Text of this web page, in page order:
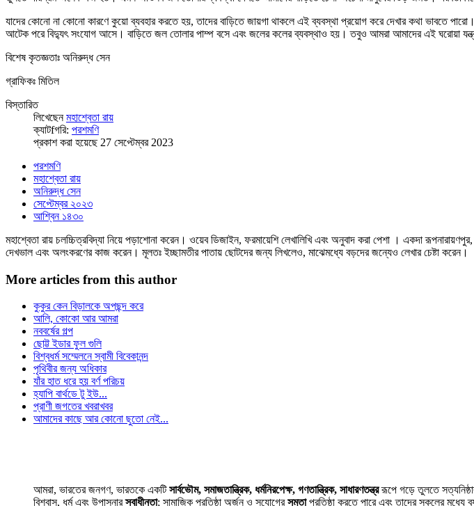
যাদের কোনো না কোনো কারণে কুয়ো ব্যবহার করতে হয়, তাদের বাড়িতে জায়গা থাকলে এই ব্যবস্থা প্রয়োগ করে দেখার কথা ভাবতে
আটেক পরে বিদ্যুৎ সংযোগ আসে। বাড়িতে জল তোলার পাম্প বসে এবং জলের কলের ব্যবস্থাও হয়। তবুও আমরা আমাদের এই ঘরোয়া
বিশেষ কৃতজ্ঞতাঃ অনিরুদ্ধ সেন
গ্রাফিকঃ মিতিল
বিস্তারিত
লিখেছেনমহাশ্বেতা রায়
ক্যাটfগরি: পরশমণি
প্রকাশ করা হয়েছে 27 সেপ্টেম্বর 2023
পরশমণি
মহাশ্বেতা রায়
অনিরুদ্ধ সেন
সেপ্টেম্বর ২০২৩
আশ্বিন ১৪৩০
মহাশ্বেতা রায় চলচ্চিত্রবিদ্যা নিয়ে পড়াশোনা করেন। ওয়েব ডিজাইন, ফরমায়েশি লেখালিখি এবং অনুবাদ করা পেশা । একদা
দেখভাল এবং অলংকরণের কাজ করেন। মূলতঃ ইচ্ছামতীর পাতায় ছোটদের জন্য লিখলেও, মাঝেমধ্যে বড়দের জন্যেও লেখার চেষ্টা করেন।
More articles from this author
কুকুর কেন বিড়ালকে অপছন্দ করে
আলি, কোকো আর আমরা
নববর্ষের গল্প
ছোট্ট ইডার ফুল গুলি
বিশ্বধর্ম সম্মেলনে স্বামী বিবেকানন্দ
পৃথিবীর জন্য অধিকার
যাঁর হাত ধরে হয় বর্ণ পরিচয়
হ্যাপি বার্থডে টু ইউ...
প্রাণী জগতের খবরাখবর
আমাদের কাছে আর কোনো ছুতো নেই...
আমরা, ভারতের জনগণ, ভারতকে একটিসার্বভৌম, সমাজতান্ত্রিক, ধর্মনিরপেক্ষ, গণতান্ত্রিক, সাধারণতন্ত্ররূপে গড়ে তুলতে
বিশ্বাস, ধর্ম এবং উপাসনারস্বাধীনতা; সামাজিক প্রতিষ্ঠা অর্জন ও সুযোগেরসমতাপ্রতিষ্ঠা করতে পারে এবং তাদের সকলের মধ্যে